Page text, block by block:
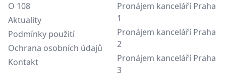
O 108
Aktuality
Podmínky použití
Ochrana osobních údajů
Kontakt
Pronájem kanceláří Praha
1
Pronájem kanceláří Praha
2
Pronájem kanceláří Praha
3